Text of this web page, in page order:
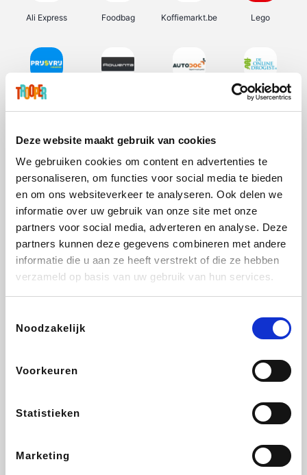
Deze website maakt gebruik van cookies
We gebruiken cookies om content en advertenties te
personaliseren, om functies voor social media te bieden
en om ons websiteverkeer te analyseren. Ook delen we
informatie over uw gebruik van onze site met onze
partners voor social media, adverteren en analyse. Deze
partners kunnen deze gegevens combineren met andere
informatie die u aan ze heeft verstrekt of die ze hebben
verzameld op basis van uw gebruik van hun services.
Noodzakelijk
Voorkeuren
Statistieken
Marketing
Ali Express Foodbag Koffiemarkt.be Lego
Prijsvrij De Online Drogist
Vidaxl Lampenlicht.be Plopsa Adidas
All Accor
DectDirect
SupraBazar